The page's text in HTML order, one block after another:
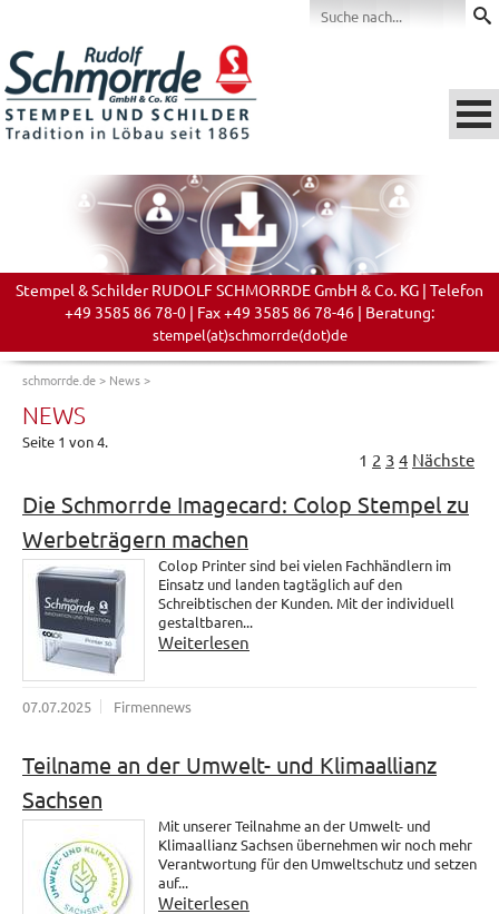
Stempel & Schilder RUDOLF SCHMORRDE GmbH & Co. KG | Telefon
+49 3585 86 78-0 | Fax +49 3585 86 78-46 | Beratung:
stempel(at)schmorrde(dot)de
schmorrde.de> News>
NEWS
Seite 1 von 4.
1 2 3 4 Nächste
Die Schmorrde Imagecard: Colop Stempel zu
Werbeträgern machen
Colop Printer sind bei vielen Fachhändlern im
Einsatz und landen tagtäglich auf den
Schreibtischen der Kunden. Mit der individuell
gestaltbaren...
Weiterlesen
07.07.2025 Firmennews
Teilname an der Umwelt- und Klimaallianz
Sachsen
Mit unserer Teilnahme an der Umwelt- und
Klimaallianz Sachsen übernehmen wir noch mehr
Verantwortung für den Umweltschutz und setzen
auf...
Weiterlesen